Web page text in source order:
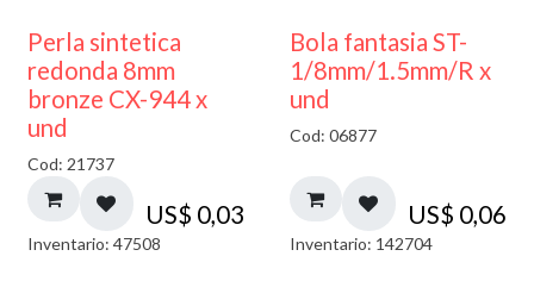
Perla sintetica
redonda 8mm
bronze CX-944 x
und
Cod: 21737
US$ 0,03
Inventario: 47508
Bola fantasia ST-
1/8mm/1.5mm/R x
und
Cod: 06877
US$ 0,06
Inventario: 142704